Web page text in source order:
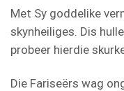
Met Sy goddelike
skynheiliges. Dis
probeer hierdie
Die Fariseërs wag